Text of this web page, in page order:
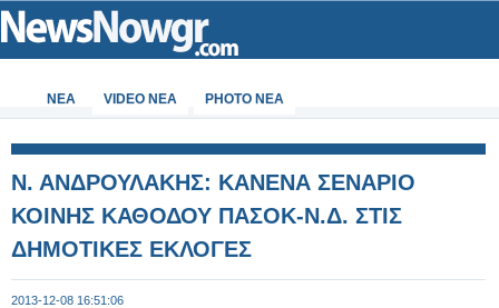
ΝΕΑ VIDEO NEA PHOTO NEA
Ν. ΑΝΔΡΟΥΛΑΚΗΣ: ΚΑΝΕΝΑ ΣΕΝΑΡΙΟ
ΚΟΙΝΗΣ ΚΑΘΟΔΟΥ ΠΑΣΟΚ-Ν.Δ. ΣΤΙΣ
ΔΗΜΟΤΙΚΕΣ ΕΚΛΟΓΕΣ
2013-12-08 16:51:06